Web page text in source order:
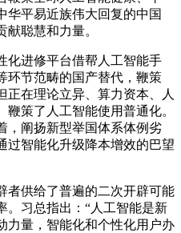
华平易近族伟大回复的中国
聪慧和力量。
进修平台借帮人工智能手
环节范畴的国产替代，鞭策
正在理论立异、算力资本、人
策了人工智能使用普通化。
，阐扬新型举国体系体例劣
过智能化升级降本增效的巴望
供给了普遍的二次开辟可能
。习总指出：“人工智能是新
力量，智能化和个性化用户办